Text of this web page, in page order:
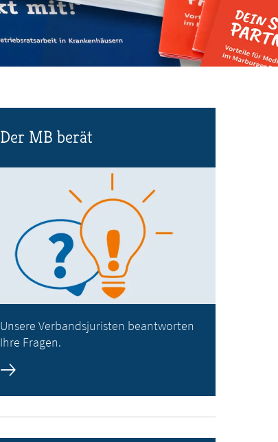
Der MB berät
Unsere Verbandsjuristen beantworten
Ihre Fragen.